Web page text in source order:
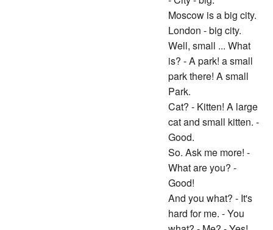
Moscow is a big city.
London - big city.
Well, small ... What
is? - A park! a small
park there! A small
Park.
Cat? - Kitten! A large
cat and small kitten. -
Good.
So. Ask me more! -
What are you? -
Good!
And you what? - It's
hard for me. - You